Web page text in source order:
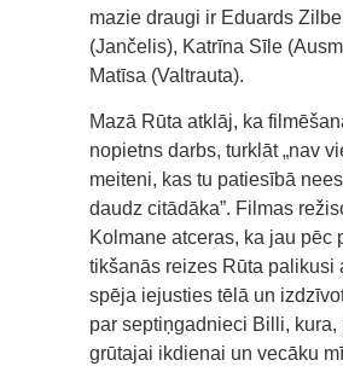
mazie draugi ir Eduards
(Jančelis), Katrīna Sīle
Matīsa (Valtrauta).
Mazā Rūta atklāj, ka
nopietns darbs, turklāt „nav
meiteni, kas tu patiesībā
daudz citādāka”. Filmas
Kolmane atceras, ka jau pēc
tikšanās reizes Rūta palikusi
spēja iejusties tēlā un
par septiņgadnieci Billi, kura,
grūtajai ikdienai un vecāku